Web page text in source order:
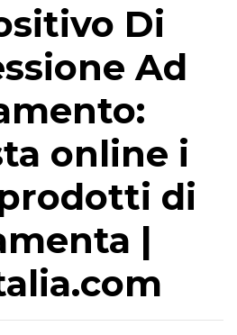
Di
Ad
online i
di
|